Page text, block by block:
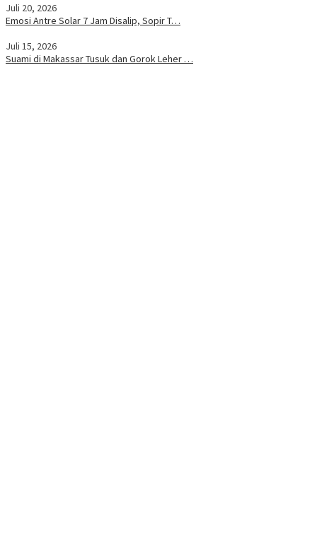
Juli 20, 2026
Emosi Antre Solar 7 Jam Disalip, Sopir T…
Juli 15, 2026
Suami di Makassar Tusuk dan Gorok Leher …